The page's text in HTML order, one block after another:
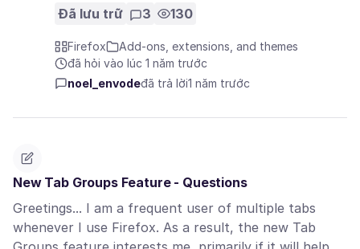
Đã lưu trữ 3 130
Firefox
Add-ons, extensions, and themes
đã hỏi vào lúc 1 năm trước
noel_envodeđã trả lời1 năm trước
New Tab Groups Feature - Questions
Greetings... I am a frequent user of multiple tabs
whenever I use Firefox. As a result, the new Tab